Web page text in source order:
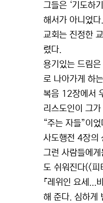
그들은 ‘기도하
해서가 아니었
교회는 진정한
렸다.
용기있는 드림
로 나아가게 하
복음 12장에서
리스도인이 그
“주는 자들”이
사도행전 4장의
그런 사람들에
도 쉬워진다(<
『레위인 요세
해 준다. 심하게